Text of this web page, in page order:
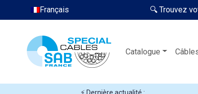
🔍 Trouvez
Français
Catalogue